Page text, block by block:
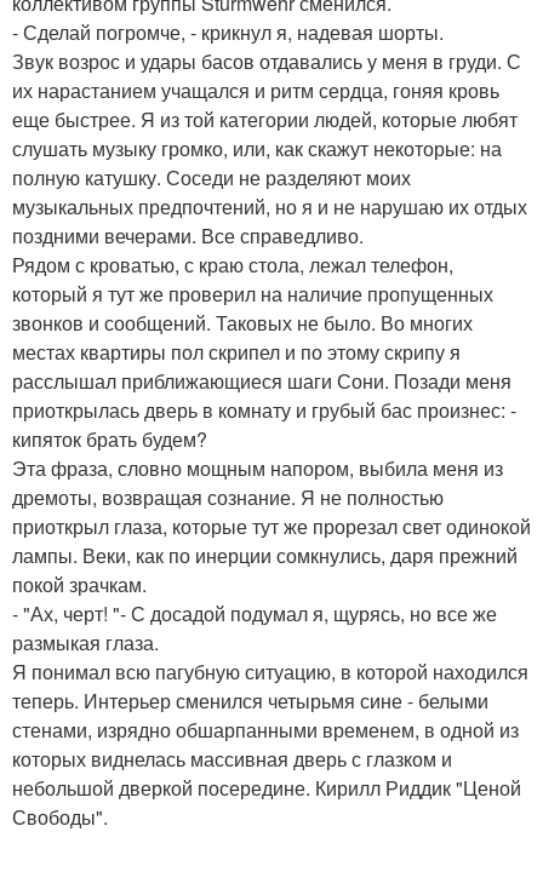
- Сделай погромче, - крикнул я, надевая шорты.
Звук возрос и удары басов отдавались у меня в груди. С
их нарастанием учащался и ритм сердца, гоняя кровь
еще быстрее. Я из той категории людей, которые любят
слушать музыку громко, или, как скажут некоторые: на
полную катушку. Соседи не разделяют моих
музыкальных предпочтений, но я и не нарушаю их отдых
поздними вечерами. Все справедливо.
Рядом с кроватью, с краю стола, лежал телефон,
который я тут же проверил на наличие пропущенных
звонков и сообщений. Таковых не было. Во многих
местах квартиры пол скрипел и по этому скрипу я
расслышал приближающиеся шаги Сони. Позади меня
приоткрылась дверь в комнату и грубый бас произнес: -
кипяток брать будем?
Эта фраза, словно мощным напором, выбила меня из
дремоты, возвращая сознание. Я не полностью
приоткрыл глаза, которые тут же прорезал свет одинокой
лампы. Веки, как по инерции сомкнулись, даря прежний
покой зрачкам.
- "Ах, черт! "- С досадой подумал я, щурясь, но все же
размыкая глаза.
Я понимал всю пагубную ситуацию, в которой находился
теперь. Интерьер сменился четырьмя сине - белыми
стенами, изрядно обшарпанными временем, в одной из
которых виднелась массивная дверь с глазком и
небольшой дверкой посередине. Кирилл Риддик "Ценой
Свободы".